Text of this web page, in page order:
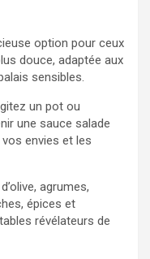
option pour ceux
douce, adaptée aux
sensibles.
un pot ou
une sauce salade
envies et les
agrumes,
épices et
révélateurs de